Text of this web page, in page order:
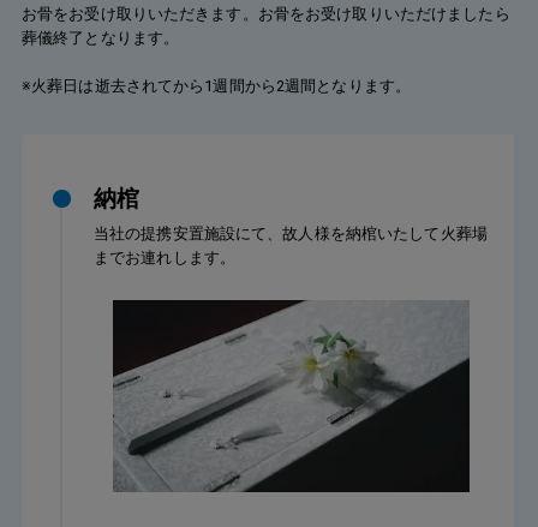
お骨をお受け取りいただきます。お骨をお受け取りいただけましたら
葬儀終了となります。
※火葬日は逝去されてから1週間から2週間となります。
納棺
当社の提携安置施設にて、故人様を納棺いたして火葬場
までお連れします。